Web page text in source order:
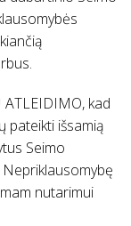
kad
pateikti išsamią
Seimo
nutarimui